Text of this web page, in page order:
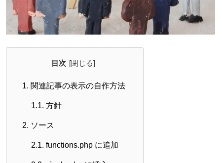
目次
1. 関連記事の表示の自作方法
1.1. 方針
2. ソース
2.1. functions.php に追加